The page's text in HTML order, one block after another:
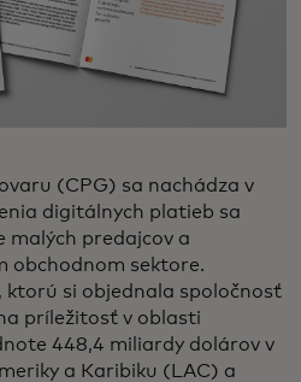
(CPG) sa nachádza v
digitálnych platieb sa
malých predajcov a
obchodnom sektore.
ktorú si objednala spoločnosť
príležitosť v oblasti
448,4 miliardy dolárov v
a Karibiku (LAC) a